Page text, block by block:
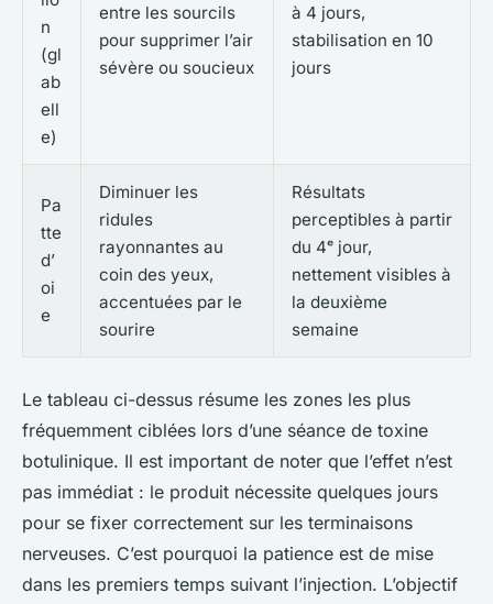
n
(gl
ab
ell
e)
entre les sourcils
pour supprimer l’air
sévère ou soucieux
à 4 jours,
stabilisation en 10
jours
Pa
tte
d’
oi
e
Diminuer les
ridules
rayonnantes au
coin des yeux,
accentuées par le
sourire
Résultats
perceptibles à partir
du 4ᵉ jour,
nettement visibles à
la deuxième
semaine
Le tableau ci-dessus résume les zones les plus
fréquemment ciblées lors d’une séance de toxine
botulinique. Il est important de noter que l’effet n’est
pas immédiat : le produit nécessite quelques jours
pour se fixer correctement sur les terminaisons
nerveuses. C’est pourquoi la patience est de mise
dans les premiers temps suivant l’injection. L’objectif